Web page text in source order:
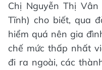
Chị Nguyễn Thị
Tĩnh) cho biết, qua
hiểm quá nên gia
chế mức thấp nhất
đi ra ngoài, các